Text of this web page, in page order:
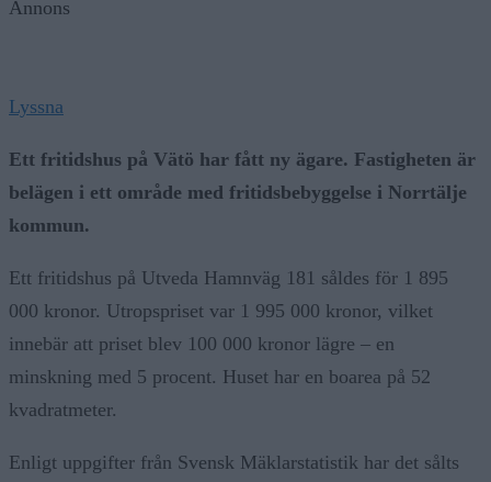
Annons
Lyssna
Ett fritidshus på Vätö har fått ny ägare. Fastigheten är
belägen i ett område med fritidsbebyggelse i Norrtälje
kommun.
Ett fritidshus på Utveda Hamnväg 181 såldes för 1 895
000 kronor. Utropspriset var 1 995 000 kronor, vilket
innebär att priset blev 100 000 kronor lägre – en
minskning med 5 procent. Huset har en boarea på 52
kvadratmeter.
Enligt uppgifter från Svensk Mäklarstatistik har det sålts